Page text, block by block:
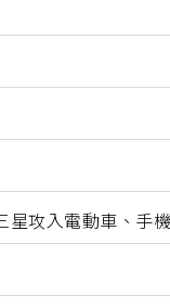
攻入電動車、手機